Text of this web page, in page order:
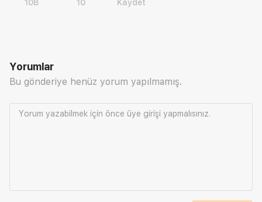
10B 10 Kaydet
Yorumlar
Bu gönderiye henüz yorum yapılmamış.
Yorum yazabilmek için önce üye girişi yapmalısınız.